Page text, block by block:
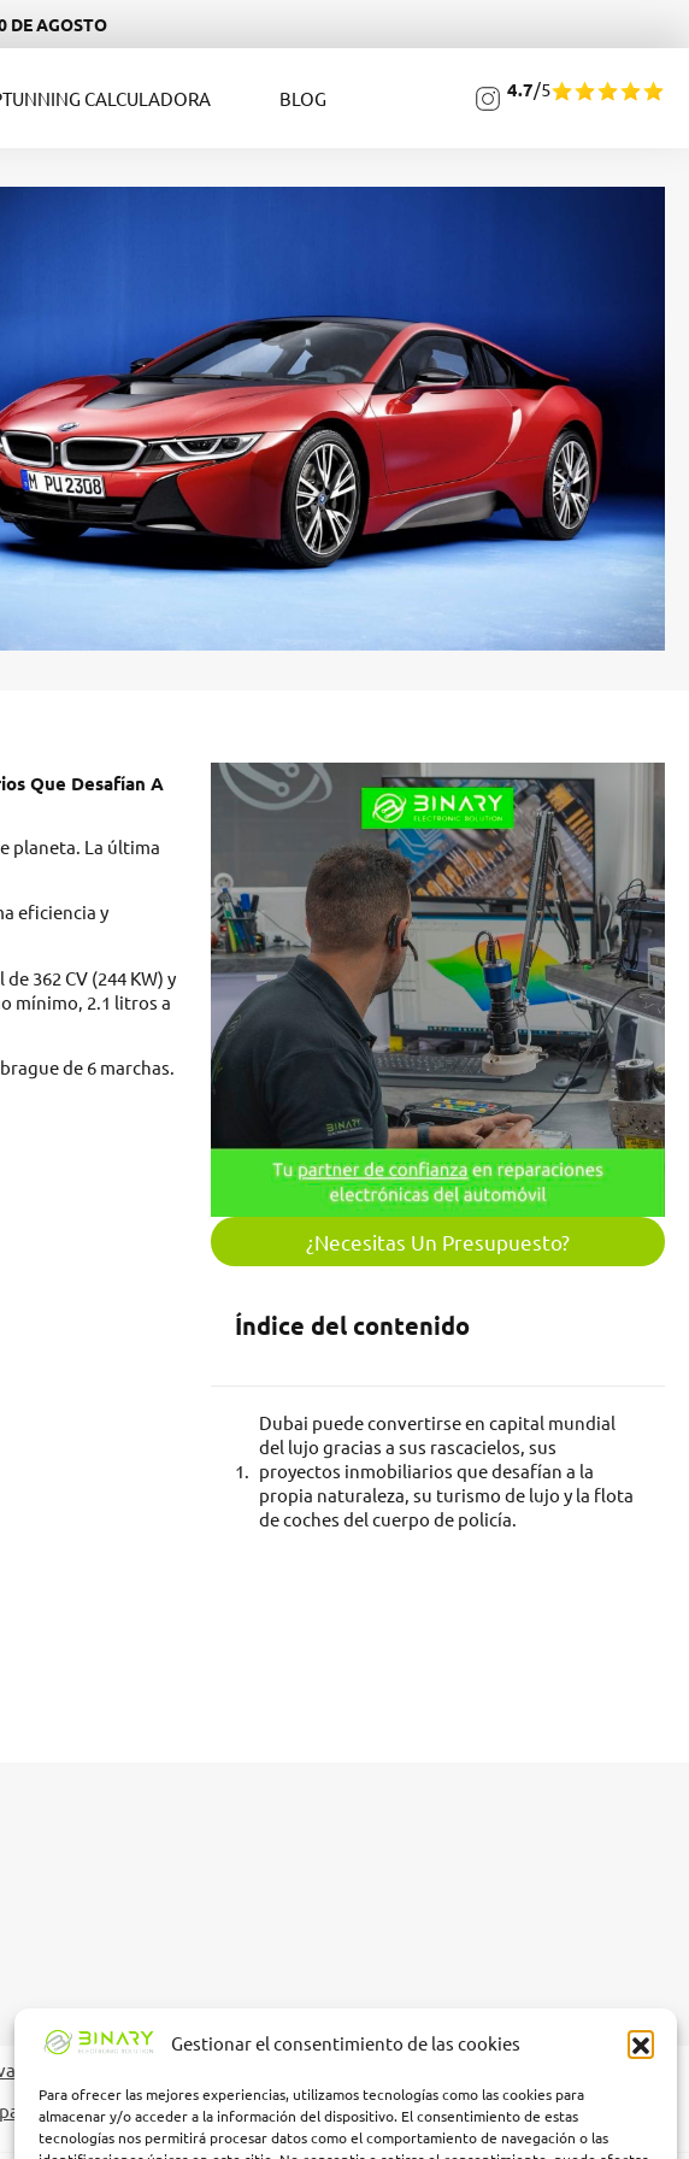
Gestionar el consentimiento de las cookies
Para ofrecer las mejores experiencias, utilizamos tecnologías como las cookies para
almacenar y/o acceder a la información del dispositivo. El consentimiento de estas
tecnologías nos permitirá procesar datos como el comportamiento de navegación o las
DE AGOSTO
CALCULADORA BLOG 4.7/5
Que Desafían A
planeta. La última
eficiencia y
362 CV (244 KW) y
mínimo, 2.1 litros a
de 6 marchas.
¿Necesitas Un Presupuesto?
Índice del contenido
Dubai puede convertirse en capital mundial
del lujo gracias a sus rascacielos, sus
proyectos inmobiliarios que desafían a la
propia naturaleza, su turismo de lujo y la flota
de coches del cuerpo de policía.
del sitio